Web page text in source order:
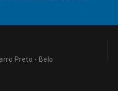
Preto - Belo